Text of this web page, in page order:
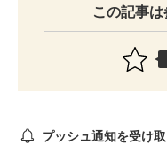
この記事
プッシュ通知を受け